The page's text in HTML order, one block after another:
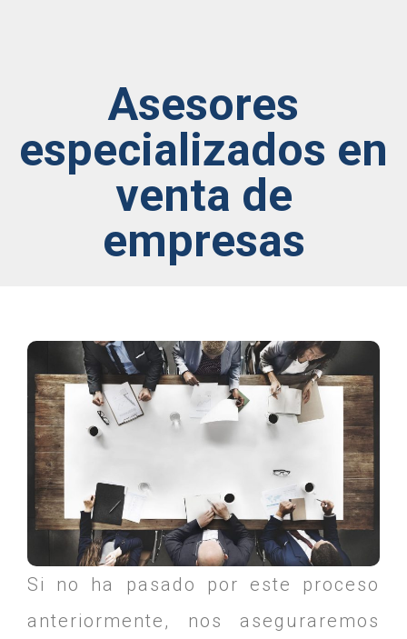
Asesores
especializados en
venta de
empresas
Si no ha pasado por este proceso
anteriormente, nos aseguraremos